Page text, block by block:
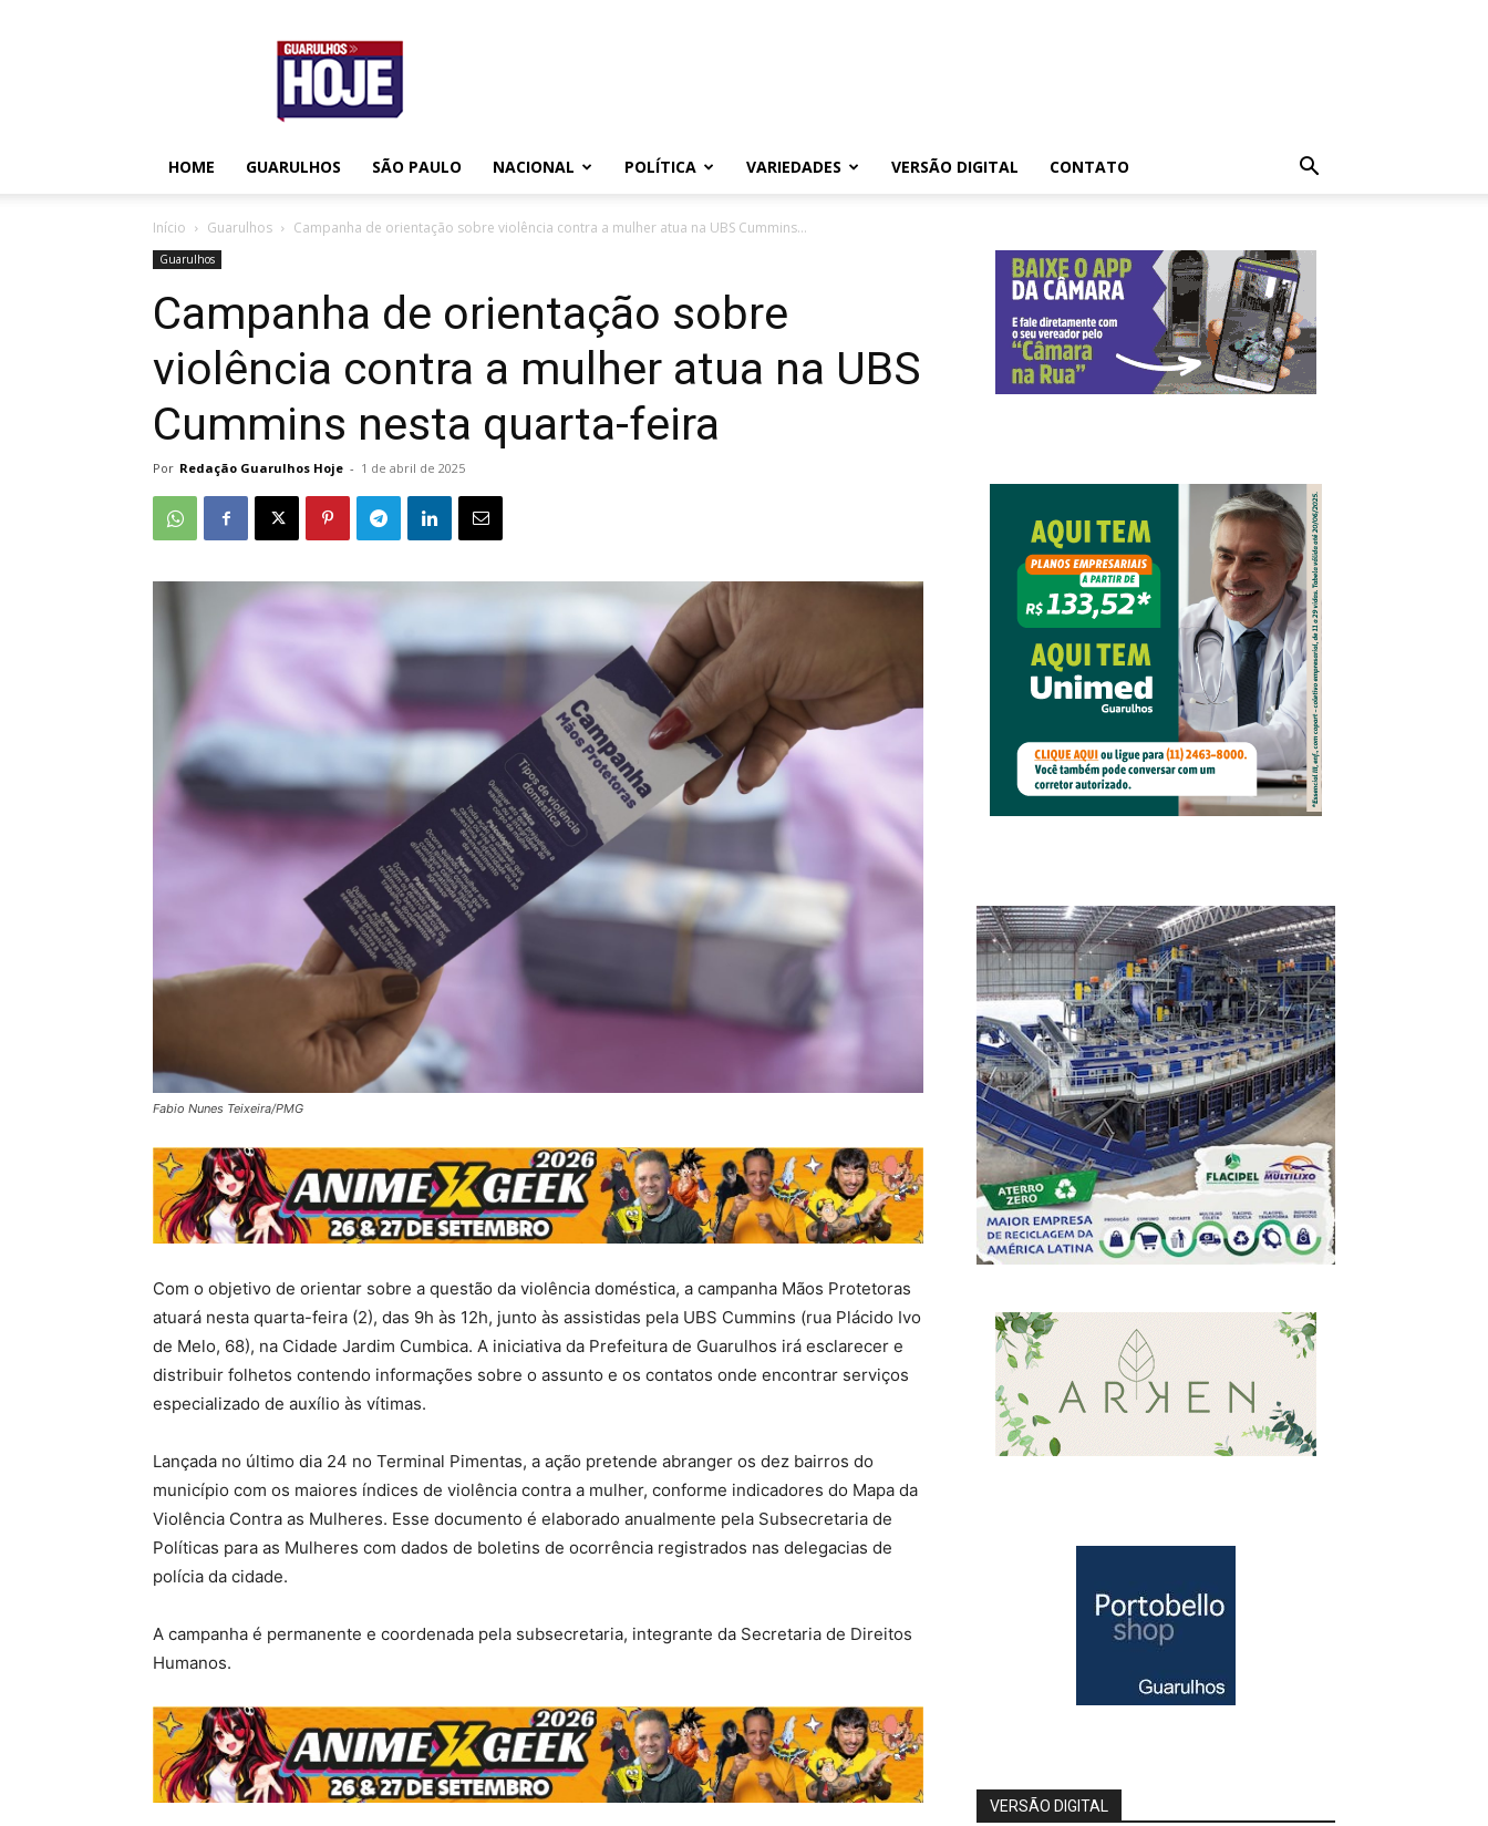
Guarulhos
Hoje
HOME GUARULHOS SÃO PAULO NACIONAL POLÍTICA VARIEDADES VERSÃO DIGITAL CONTATO
Início Guarulhos Campanha de orientação sobre violência contra a mulher atua na UBS Cummins...
Guarulhos
Campanha de orientação sobre
violência contra a mulher atua na UBS
Cummins nesta quarta-feira
Por Redação Guarulhos Hoje - 1 de abril de 2025
Fabio Nunes Teixeira/PMG
Com o objetivo de orientar sobre a questão da violência doméstica, a campanha Mãos Protetoras
atuará nesta quarta-feira (2), das 9h às 12h, junto às assistidas pela UBS Cummins (rua Plácido Ivo
de Melo, 68), na Cidade Jardim Cumbica. A iniciativa da Prefeitura de Guarulhos irá esclarecer e
distribuir folhetos contendo informações sobre o assunto e os contatos onde encontrar serviços
especializado de auxílio às vítimas.
Lançada no último dia 24 no Terminal Pimentas, a ação pretende abranger os dez bairros do
município com os maiores índices de violência contra a mulher, conforme indicadores do Mapa da
Violência Contra as Mulheres. Esse documento é elaborado anualmente pela Subsecretaria de
Políticas para as Mulheres com dados de boletins de ocorrência registrados nas delegacias de
polícia da cidade.
A campanha é permanente e coordenada pela subsecretaria, integrante da Secretaria de Direitos
Humanos.
VERSÃO DIGITAL